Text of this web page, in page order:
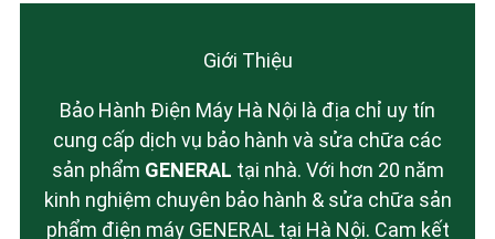
Giới Thiệu
Bảo Hành Điện Máy Hà Nội là địa chỉ uy tín
cung cấp dịch vụ bảo hành và sửa chữa các
sản phẩm GENERAL tại nhà. Với hơn 20 năm
kinh nghiệm chuyên bảo hành & sửa chữa sản
phẩm điện máy GENERAL tại Hà Nội. Cam kết